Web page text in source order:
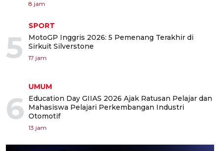
8 jam
5
SPORT
MotoGP Inggris 2026: 5 Pemenang Terakhir di
Sirkuit Silverstone
17 jam
6
UMUM
Education Day GIIAS 2026 Ajak Ratusan Pelajar dan
Mahasiswa Pelajari Perkembangan Industri
Otomotif
13 jam